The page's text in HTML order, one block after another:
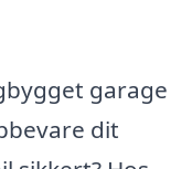
garage
dit